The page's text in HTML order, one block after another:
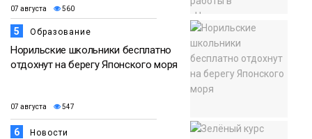
07 августа 560
5 Образование
Норильские школьники бесплатно
отдохнут на берегу Японского моря
07 августа 547
6 Новости